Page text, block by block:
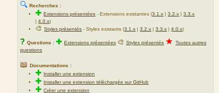
🔍 Recherches :
✚Extensions présentées -Extensions existantes (3.1.x |3.2.x |3.3.x
|4.0.x)
🎨Styles présentés - Styles existants (3.1.x |3.2.x |3.3.x |4.0.x)
? Questions : ✚ Extensions présentées 🎨 Styles présentés ★ Toutes autres
questions
📖 Documentations :
✚ Installer une extension
✚ Installer une extension téléchargée sur GitHub
✚Créer une extension